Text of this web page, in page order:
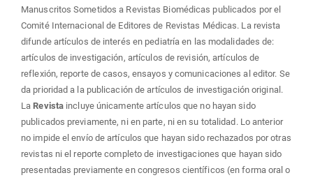
Manuscritos Sometidos a Revistas Biomédicas publicados por el
Comité Internacional de Editores de Revistas Médicas. La revista
difunde artículos de interés en pediatría en las modalidades de:
artículos de investigación, artículos de revisión, artículos de
reflexión, reporte de casos, ensayos y comunicaciones al editor. Se
da prioridad a la publicación de artículos de investigación original.
LaRevista incluye únicamente artículos que no hayan sido
publicados previamente, ni en parte, ni en su totalidad. Lo anterior
no impide el envío de artículos que hayan sido rechazados por otras
revistas ni el reporte completo de investigaciones que hayan sido
presentadas previamente en congresos científicos (en forma oral o